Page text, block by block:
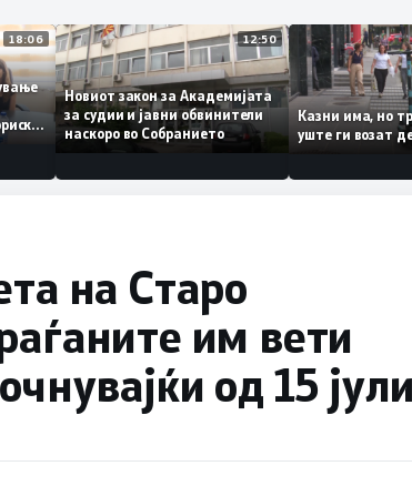
18:06 12:50
Новиот закон за Академијата
за судии и јавни обвинители
наскоро во Собранието
Казни има,
уште ги
на Старо
им вети
од 15 јули